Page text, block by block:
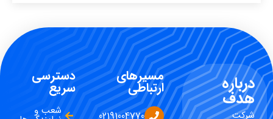
درباره
هدف
شرکت
مسیرهای
ارتباطی
دسترسی
سریع
شعب و